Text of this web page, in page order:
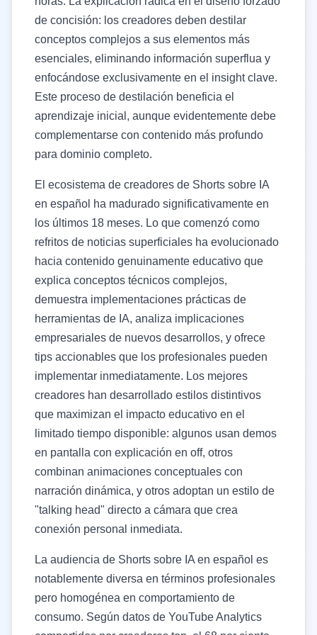
de concisión: los creadores deben destilar
conceptos complejos a sus elementos más
esenciales, eliminando información superflua y
enfocándose exclusivamente en el insight clave.
Este proceso de destilación beneficia el
aprendizaje inicial, aunque evidentemente debe
complementarse con contenido más profundo
para dominio completo.
El ecosistema de creadores de Shorts sobre IA
en español ha madurado significativamente en
los últimos 18 meses. Lo que comenzó como
refritos de noticias superficiales ha evolucionado
hacia contenido genuinamente educativo que
explica conceptos técnicos complejos,
demuestra implementaciones prácticas de
herramientas de IA, analiza implicaciones
empresariales de nuevos desarrollos, y ofrece
tips accionables que los profesionales pueden
implementar inmediatamente. Los mejores
creadores han desarrollado estilos distintivos
que maximizan el impacto educativo en el
limitado tiempo disponible: algunos usan demos
en pantalla con explicación en off, otros
combinan animaciones conceptuales con
narración dinámica, y otros adoptan un estilo de
"talking head" directo a cámara que crea
conexión personal inmediata.
La audiencia de Shorts sobre IA en español es
notablemente diversa en términos profesionales
pero homogénea en comportamiento de
consumo. Según datos de YouTube Analytics